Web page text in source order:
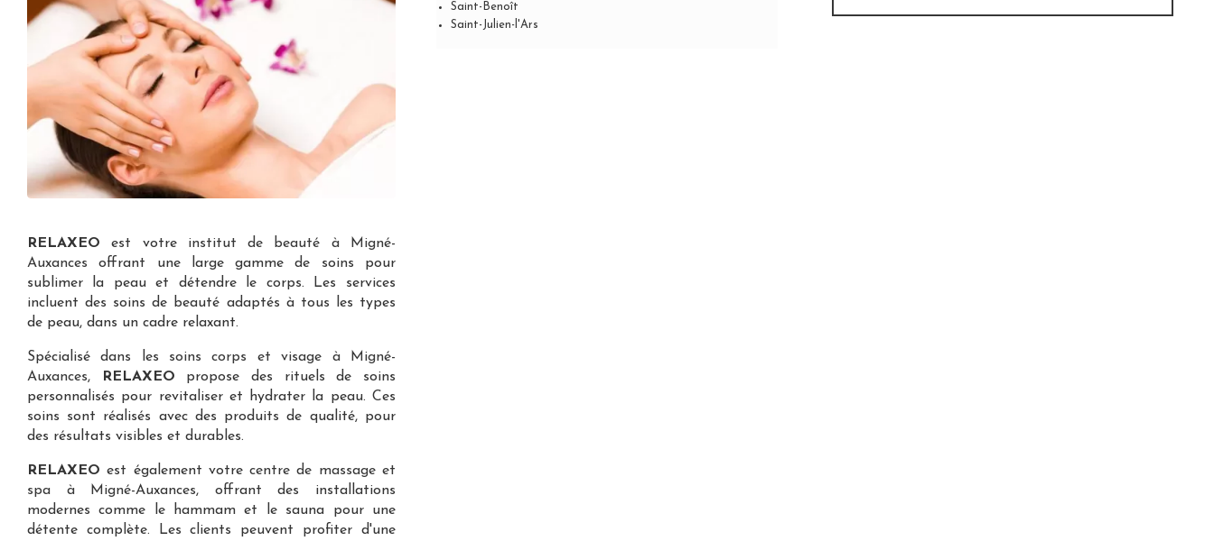
RELAXEO est votre institut de beauté à Migné-
Auxances offrant une large gamme de soins pour
sublimer la peau et détendre le corps. Les services
incluent des soins de beauté adaptés à tous les types
de peau, dans un cadre relaxant.
Spécialisé dans les soins corps et visage à Migné-
Auxances, RELAXEO propose des rituels de soins
personnalisés pour revitaliser et hydrater la peau. Ces
soins sont réalisés avec des produits de qualité, pour
des résultats visibles et durables.
RELAXEO est également votrecentre de massage et
spa à Migné-Auxances, offrant des installations
modernes comme le hammam et le sauna pour une
détente complète. Les clients peuvent profiter d'une
Saint-Benoît
Saint-Julien-l'Ars